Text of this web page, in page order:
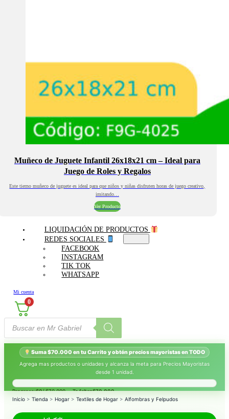
Muñeco de Juguete Infantil 26x18x21 cm – Ideal para
Juego de Roles y Regalos
Este tierno muñeco de juguete es ideal para que niños y niñas disfruten horas de juego creativo,
imitando…
Ver Producto
LIQUIDACIÓN DE PRODUCTOS
REDES SOCIALES
FACEBOOK
INSTAGRAM
TIK TOK
WHATSAPP
Mi cuenta
0
Búsqueda
productos
Suma $70.000 en tu Carrito y obtén precios mayoristas en TODO
Agrega mas productos o unidades y alcanza la meta para Precios Mayoristas
desde 1 unidad.
Progreso:$0/ $70.000 — Te faltan$70.000.
Inicio > Tienda > Hogar > Textiles de Hogar > Alfombras y Felpudos